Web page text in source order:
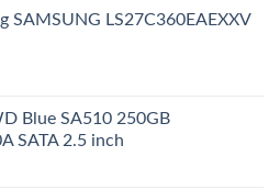
SAMSUNG LS27C360EAEXXV
Blue SA510 250GB
SATA 2.5 inch